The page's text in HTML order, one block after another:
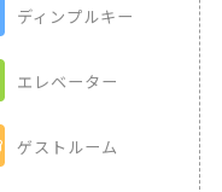
ディンプルキー
エレベーター
ゲストルーム